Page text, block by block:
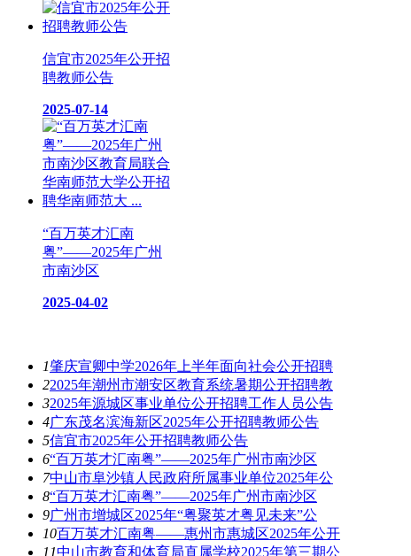
信宜市2025年公开招
聘教师公告
2025-07-14
“百万英才汇南
粤”——2025年广州
市南沙区
2025-04-02
1肇庆宣卿中学2026年上半年面向社会公开招聘
22025年潮州市潮安区教育系统暑期公开招聘教
32025年源城区事业单位公开招聘工作人员公告
4广东茂名滨海新区2025年公开招聘教师公告
5信宜市2025年公开招聘教师公告
6“百万英才汇南粤”——2025年广州市南沙区
7中山市阜沙镇人民政府所属事业单位2025年公
8“百万英才汇南粤”——2025年广州市南沙区
9广州市增城区2025年“粤聚英才粤见未来”公
10百万英才汇南粤——惠州市惠城区2025年公开
11中山市教育和体育局直属学校2025年第三期公